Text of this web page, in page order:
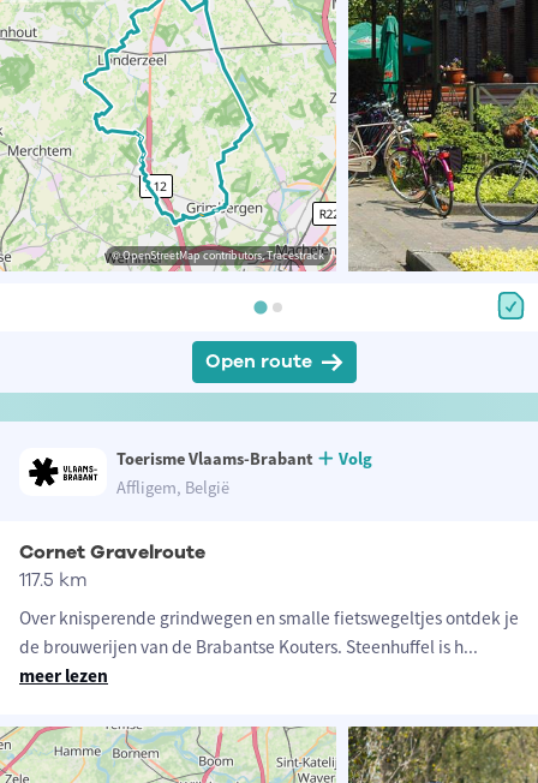
© OpenStreetMap contributors, Tracestrack
Open route
Toerisme Vlaams-Brabant
Volg
Affligem, België
Cornet Gravelroute
117.5 km
Over knisperende grindwegen en smalle fietswegeltjes ontdek je
de brouwerijen van de Brabantse Kouters. Steenhuffel is h...
meer lezen